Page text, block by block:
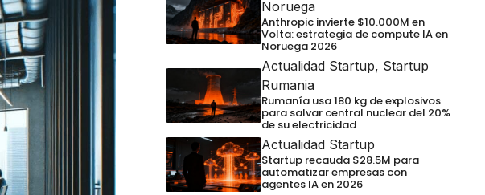
Noruega
Anthropic invierte $10.000M en
Volta: estrategia de compute IA en
Noruega 2026
Actualidad Startup, Startup
Rumania
Rumanía usa 180 kg de explosivos
para salvar central nuclear del 20%
de su electricidad
Actualidad Startup
Startup recauda $28.5M para
automatizar empresas con
agentes IA en 2026